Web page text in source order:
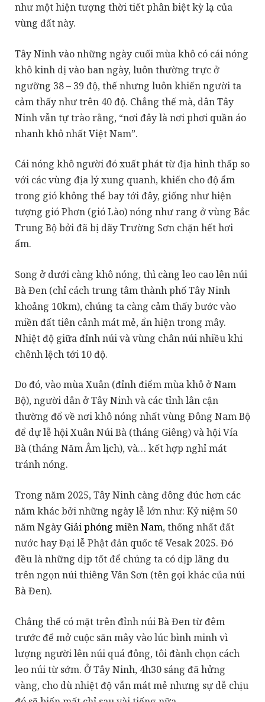
như một hiện tượng thời tiết phân biệt kỳ lạ của
vùng đất này.
Tây Ninh vào những ngày cuối mùa khô có cái nóng
khô kinh dị vào ban ngày, luôn thường trực ở
ngưỡng 38 – 39 độ, thế nhưng luôn khiến người ta
cảm thấy như trên 40 độ. Chẳng thế mà, dân Tây
Ninh vẫn tự trào rằng, “nơi đây là nơi phơi quần áo
nhanh khô nhất Việt Nam”.
Cái nóng khô người đó xuất phát từ địa hình thấp so
với các vùng địa lý xung quanh, khiến cho độ ẩm
trong gió không thể bay tới đây, giống như hiện
tượng gió Phơn (gió Lào) nóng như rang ở vùng Bắc
Trung Bộ bởi đã bị dãy Trường Sơn chặn hết hơi
ẩm.
Song ở dưới càng khô nóng, thì càng leo cao lên núi
Bà Đen (chỉ cách trung tâm thành phố Tây Ninh
khoảng 10km), chúng ta càng cảm thấy bước vào
miền đất tiên cảnh mát mẻ, ẩn hiện trong mây.
Nhiệt độ giữa đỉnh núi và vùng chân núi nhiều khi
chênh lệch tới 10 độ.
Do đó, vào mùa Xuân (đỉnh điểm mùa khô ở Nam
Bộ), người dân ở Tây Ninh và các tỉnh lân cận
thường đổ về nơi khô nóng nhất vùng Đông Nam Bộ
để dự lễ hội Xuân Núi Bà (tháng Giêng) và hội Vía
Bà (tháng Năm Âm lịch), và… kết hợp nghỉ mát
tránh nóng.
Trong năm 2025, Tây Ninh càng đông đúc hơn các
năm khác bởi những ngày lễ lớn như: Kỷ niệm 50
năm Ngày Giải phóng miền Nam, thống nhất đất
nước hay Đại lễ Phật đản quốc tế Vesak 2025. Đó
đều là những dịp tốt để chúng ta có dịp lãng du
trên ngọn núi thiêng Vân Sơn (tên gọi khác của núi
Bà Đen).
Chẳng thể có mặt trên đỉnh núi Bà Đen từ đêm
trước để mở cuộc săn mây vào lúc bình minh vì
lượng người lên núi quá đông, tôi đành chọn cách
leo núi từ sớm. Ở Tây Ninh, 4h30 sáng đã hửng
vàng, cho dù nhiệt độ vẫn mát mẻ nhưng sự dễ chịu